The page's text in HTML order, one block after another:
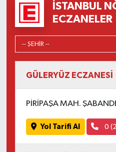
İSTANBUL
ECZANELER
GÜLERYÜZ ECZANESİ
PİRİPAŞA MAH.
Yol Tarifi Al 0